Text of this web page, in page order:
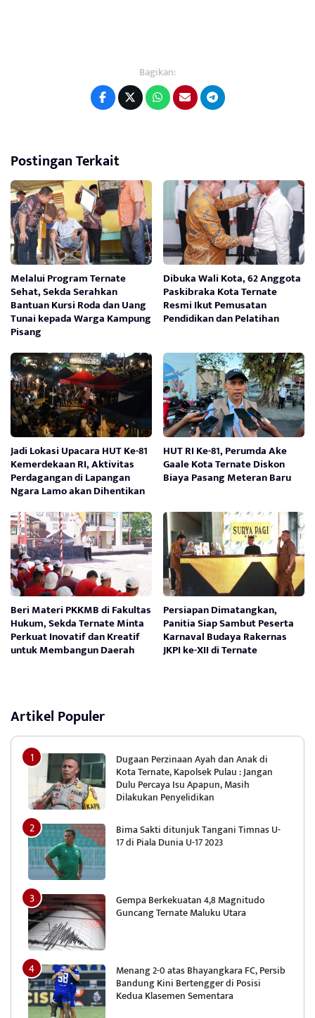
Bagikan:
Postingan Terkait
Melalui Program Ternate
Sehat, Sekda Serahkan
Bantuan Kursi Roda dan Uang
Tunai kepada Warga Kampung
Pisang
Dibuka Wali Kota, 62 Anggota
Paskibraka Kota Ternate
Resmi Ikut Pemusatan
Pendidikan dan Pelatihan
Jadi Lokasi Upacara HUT Ke-81
Kemerdekaan RI, Aktivitas
Perdagangan di Lapangan
Ngara Lamo akan Dihentikan
HUT RI Ke-81, Perumda Ake
Gaale Kota Ternate Diskon
Biaya Pasang Meteran Baru
Beri Materi PKKMB di Fakultas
Hukum, Sekda Ternate Minta
Perkuat Inovatif dan Kreatif
untuk Membangun Daerah
Persiapan Dimatangkan,
Panitia Siap Sambut Peserta
Karnaval Budaya Rakernas
JKPI ke-XII di Ternate
Artikel Populer
Dugaan Perzinaan Ayah dan Anak di
Kota Ternate, Kapolsek Pulau : Jangan
Dulu Percaya Isu Apapun, Masih
Dilakukan Penyelidikan
Bima Sakti ditunjuk Tangani Timnas U-
17 di Piala Dunia U-17 2023
Gempa Berkekuatan 4,8 Magnitudo
Guncang Ternate Maluku Utara
Menang 2-0 atas Bhayangkara FC, Persib
Bandung Kini Bertengger di Posisi
Kedua Klasemen Sementara